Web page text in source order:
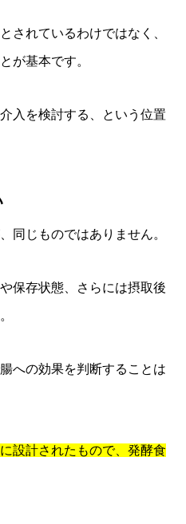
されているわけではなく、
が基本です。
入を検討する、という位置
同じものではありません。
保存状態、さらには摂取後
への効果を判断することは
設計されたもので、発酵食